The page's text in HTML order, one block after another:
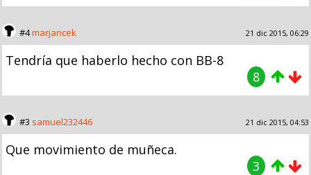
#4marjancek 21 dic 2015, 06:29
Tendría que haberlo hecho con BB-8
8
#3 samuel232446 21 dic 2015, 04:53
Que movimiento de muñeca.
3